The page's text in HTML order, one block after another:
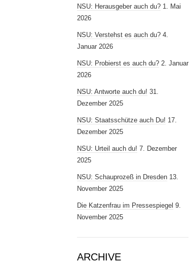
NSU: Herausgeber auch du? 1. Mai
2026
NSU: Verstehst es auch du? 4.
Januar 2026
NSU: Probierst es auch du? 2. Januar
2026
NSU: Antworte auch du! 31.
Dezember 2025
NSU: Staatsschütze auch Du! 17.
Dezember 2025
NSU: Urteil auch du! 7. Dezember
2025
NSU: Schauprozeß in Dresden 13.
November 2025
Die Katzenfrau im Pressespiegel 9.
November 2025
ARCHIVE